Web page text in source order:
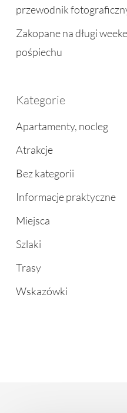
przewodnik
Zakopane na długi
pośpiechu
Kategorie
Apartamenty, nocleg
Atrakcje
Bez kategorii
Informacje praktyczne
Miejsca
Szlaki
Trasy
Wskazówki